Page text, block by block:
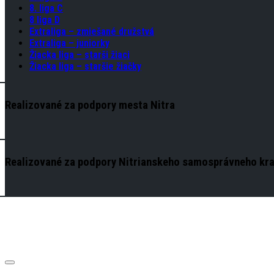
8. liga C
8 liga D
Extraliga – zmiešané družstvá
Extraliga – juniorky
Žiacka liga – starši žiaci
Žiacka liga – staršie žiačky
Realizované za podpory mesta Nitra
Realizované za podpory Nitrianskeho samosprávneho
Expand